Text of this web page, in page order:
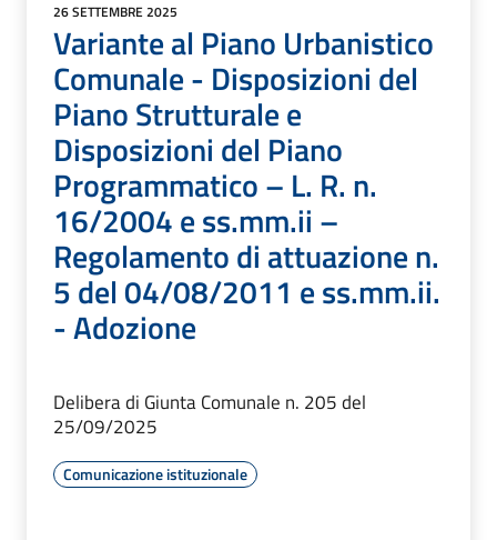
26 SETTEMBRE 2025
Variante al Piano Urbanistico
Comunale - Disposizioni del
Piano Strutturale e
Disposizioni del Piano
Programmatico – L. R. n.
16/2004 e ss.mm.ii –
Regolamento di attuazione n.
5 del 04/08/2011 e ss.mm.ii.
- Adozione
Delibera di Giunta Comunale n. 205 del
25/09/2025
Comunicazione istituzionale